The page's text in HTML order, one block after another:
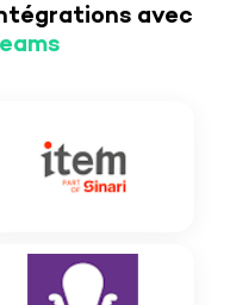
avec